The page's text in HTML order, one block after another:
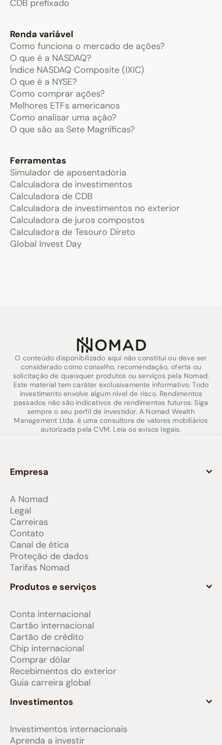
CDB prefixado
Renda variável
Como funciona o mercado de ações?
O que é a NASDAQ?
Índice NASDAQ Composite (IXIC)
O que é a NYSE?
Como comprar ações?
Melhores ETFs americanos
Como analisar uma ação?
O que são as Sete Magníficas?
Ferramentas
Simulador de aposentadoria
Calculadora de investimentos
Calculadora de CDB
Calculadora de investimentos no exterior
Calculadora de juros compostos
Calculadora de Tesouro Direto
Global Invest Day
O conteúdo disponibilizado aqui não constitui ou deve ser
considerado como conselho, recomendação, oferta ou
solicitação de quaisquer produtos ou serviços pela Nomad.
Este material tem caráter exclusivamente informativo. Todo
investimento envolve algum nível de risco. Rendimentos
passados não são indicativos de rendimentos futuros. Siga
sempre o seu perfil de investidor. A Nomad Wealth
Management Ltda. é uma consultora de valores mobiliários
autorizada pela CVM. Leia os avisos legais.
Empresa
A Nomad
Legal
Carreiras
Contato
Canal de ética
Proteção de dados
Tarifas Nomad
Produtos e serviços
Conta internacional
Cartão internacional
Cartão de crédito
Chip internacional
Comprar dólar
Recebimentos do exterior
Guia carreira global
Investimentos
Investimentos internacionais
Aprenda a investir